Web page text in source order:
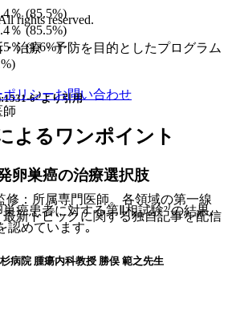
rights reserved.
治療・予防を目的としたプログラム
ポリシーお問い合わせ
師
修：所属専門医師。各領域の第一線
新トピックに関する独自記事を配信
％ (85.5%)
％ (85.5%)
％ (1.6%)
6²⁾より引用
よるワンポイント
卵巣癌の治療選択肢
癌患者に対する第Ⅱ相試験²⁾の結果､
認めています｡
病院 腫瘍内科教授 勝俣 範之先生